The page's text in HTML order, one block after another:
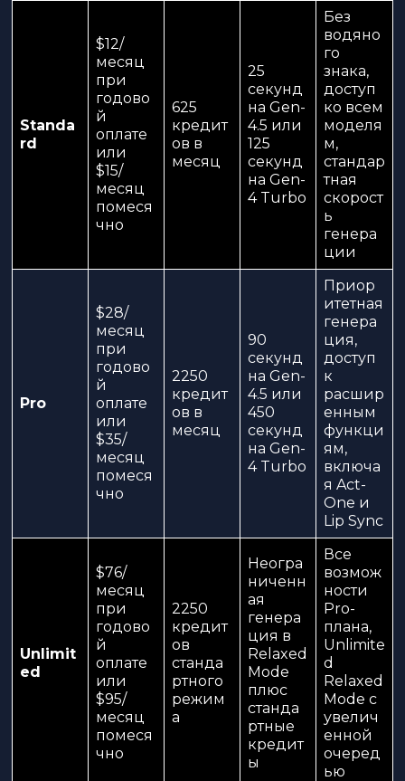
Standa
rd
$12/
месяц
при
годово
й
оплате
или
$15/
месяц
помеся
чно
625
кредит
ов в
месяц
25
секунд
на Gen-
4.5 или
125
секунд
на Gen-
4 Turbo
Без
водяно
го
знака,
доступ
ко всем
моделя
м,
стандар
тная
скорост
ь
генера
ции
Pro
$28/
месяц
при
годово
й
оплате
или
$35/
месяц
помеся
чно
2250
кредит
ов в
месяц
90
секунд
на Gen-
4.5 или
450
секунд
на Gen-
4 Turbo
Приор
итетная
генера
ция,
доступ
к
расшир
енным
функци
ям,
включа
я Act-
One и
Lip Sync
Unlimit
ed
$76/
месяц
при
годово
й
оплате
или
$95/
месяц
помеся
чно
2250
кредит
ов
станда
ртного
режим
а
Неогра
ниченн
ая
генера
ция в
Relaxed
Mode
плюс
станда
ртные
кредит
ы
Все
возмож
ности
Pro-
плана,
Unlimite
d
Relaxed
Mode с
увелич
енной
очеред
ью